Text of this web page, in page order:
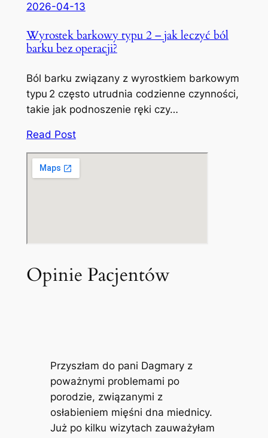
2026-04-13
Wyrostek barkowy typu 2 – jak leczyć ból
barku bez operacji?
Ból barku związany z wyrostkiem barkowym
typu 2 często utrudnia codzienne czynności,
takie jak podnoszenie ręki czy…
Read Post
Opinie Pacjentów
Przyszłam do pani Dagmary z
poważnymi problemami po
porodzie, związanymi z
osłabieniem mięśni dna miednicy.
Już po kilku wizytach zauważyłam